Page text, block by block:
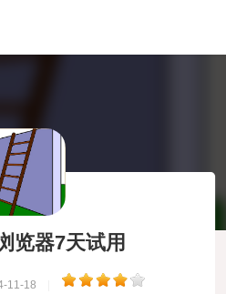
览器7天试用
11-18